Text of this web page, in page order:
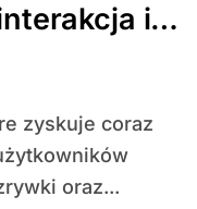
i
miejscu
oraz...